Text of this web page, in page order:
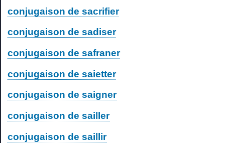
conjugaison de sacrifier
conjugaison de sadiser
conjugaison de safraner
conjugaison de saietter
conjugaison de saigner
conjugaison de sailler
conjugaison de saillir